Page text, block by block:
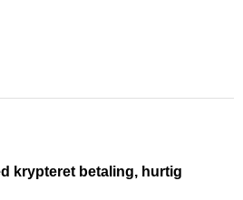
krypteret betaling, hurtig